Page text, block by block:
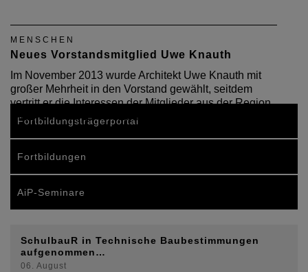
MENSCHEN
Neues Vorstandsmitglied Uwe Knauth
Im November 2013 wurde Architekt Uwe Knauth mit
großer Mehrheit in den Vorstand gewählt, seitdem
vertritt er die Interessen der Mitglieder aus der Region
Pfalz. Eine kurze Vorstellung
Fortbildungsträgerportal
Fortbildungen
AiP-Seminare
SchulbauR in Technische Baubestimmungen
aufgenommen…
06. August